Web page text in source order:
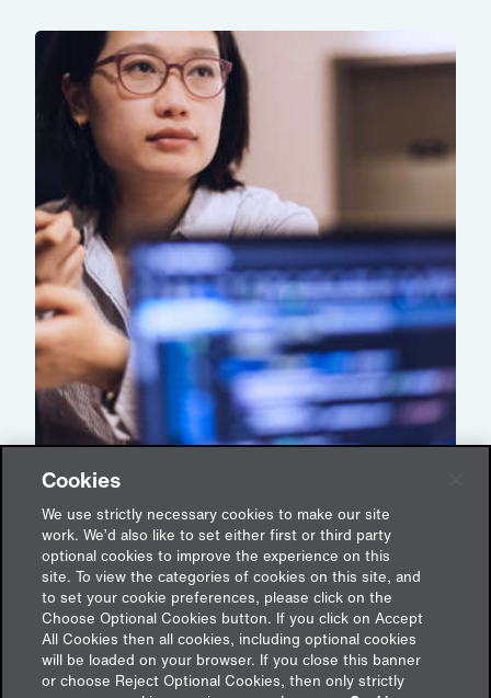
Neue Haftungsszenarien in der Tech E&O
Versicherung
12. September 2024
Cookies
We use strictly necessary cookies to make our site
work. We’d also like to set either first or third party
optional cookies to improve the experience on this
site. To view the categories of cookies on this site, and
to set your cookie preferences, please click on the
Choose Optional Cookies button. If you click on Accept
All Cookies then all cookies, including optional cookies
will be loaded on your browser. If you close this banner
or choose Reject Optional Cookies, then only strictly